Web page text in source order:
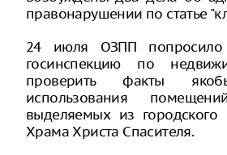
правонарушении по статье
24 июля ОЗПП попросило
госинспекцию по
проверить факты
использования
выделяемых из
Храма Христа Спасителя.